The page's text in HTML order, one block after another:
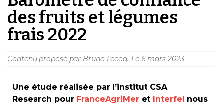
des fruits et légumes
frais 2022
Contenu proposé par Bruno Lecoq. Le 6 mars 2023
Une étude réalisée par l’institut CSA
Research pour FranceAgriMer et Interfel nous